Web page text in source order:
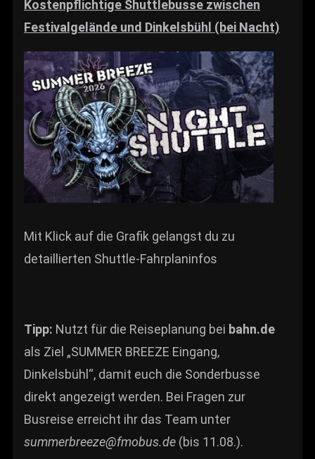
Kostenpflichtige Shuttlebusse zwischen
Festivalgelände und Dinkelsbühl (bei Nacht)
Mit Klick auf die Grafik gelangst du zu
detaillierten Shuttle-Fahrplaninfos
Tipp: Nutzt für die Reiseplanung bei bahn.de
als Ziel „SUMMER BREEZE Eingang,
Dinkelsbühl“, damit euch die Sonderbusse
direkt angezeigt werden. Bei Fragen zur
Busreise erreicht ihr das Team unter
summerbreeze@fmobus.de (bis 11.08.).